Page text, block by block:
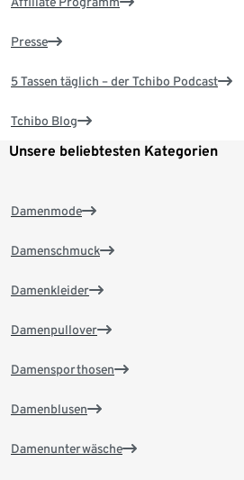
Presse
5 Tassen täglich – der Tchibo Podcast
Tchibo Blog
Unsere beliebtesten Kategorien
Damenmode
Damenschmuck
Damenkleider
Damenpullover
Damensporthosen
Damenblusen
Damenunterwäsche